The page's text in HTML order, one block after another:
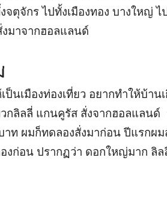
จตุจักร ไปทั้งเมืองทอง บางใหญ่
งมาจากฮอลแลนด์
นเมืองท่องเที่ยว อยากทำให้บ้าน
กลิลลี่ แกนคูรัส สั่งจากฮอลแลนด์
ท ผมก็ทดลองสั่งมาก่อน ปีแรกผม
งก่อน ปรากฏว่า ดอกใหญ่มาก ลิ